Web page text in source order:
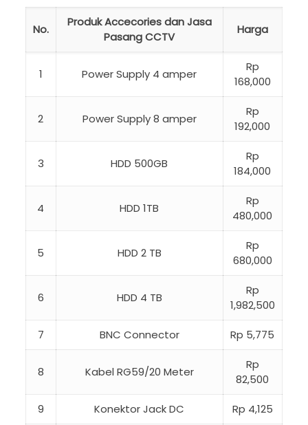
No.
Produk Accecories dan Jasa
Pasang CCTV
Harga
1 Power Supply 4 amper
Rp
168,000
2 Power Supply 8 amper
Rp
192,000
3 HDD 500GB
Rp
184,000
4 HDD 1TB
Rp
480,000
5 HDD 2 TB
Rp
680,000
6 HDD 4 TB
Rp
1,982,500
7 BNC Connector Rp 5,775
8 Kabel RG59/20 Meter
Rp
82,500
9 Konektor Jack DC Rp 4,125